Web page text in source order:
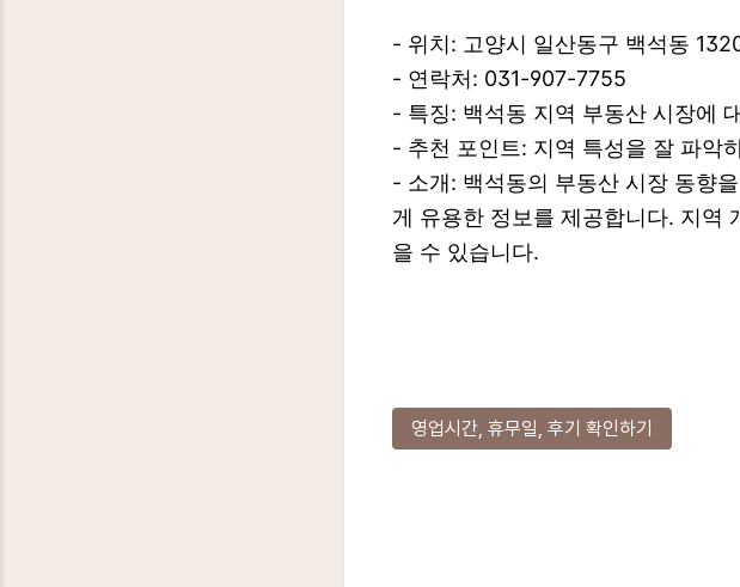
- 위치: 고양시 일산동구 백석동
- 연락처: 031-907-7755
- 특징: 백석동 지역 부동산 시장에
- 추천 포인트: 지역 특성을 잘 파악
- 소개: 백석동의 부동산 시장 동향
게 유용한 정보를 제공합니다. 지역
을 수 있습니다.
영업시간, 휴무일, 후기 확인하기